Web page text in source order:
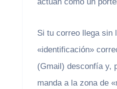
Si tu correo llega sin
«identificación»
(Gmail) desconfía y,
manda a la zona de